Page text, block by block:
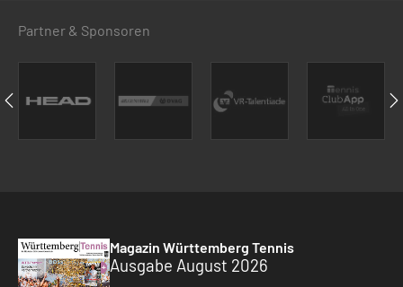
Partner & Sponsoren
Magazin Württemberg Tennis
Ausgabe August 2026